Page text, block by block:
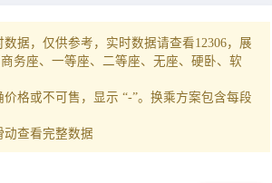
据，仅供参考，实时数据请查看12306，展
务座、一等座、二等座、无座、硬卧、软
格或不可售，显示 “-”。换乘方案包含每段
查看完整数据